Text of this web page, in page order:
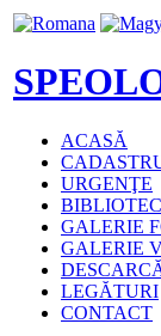
ACASĂ
URGENŢE
GALERIE
GALERIE
LEGĂTURI
CONTACT